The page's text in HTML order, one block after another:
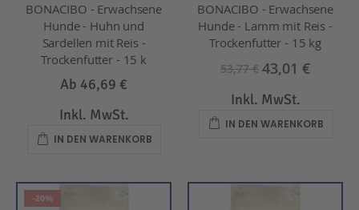
BONACIBO - Erwachsene
Hunde - Huhn und
Sardellen mit Reis -
Trockenfutter - 15 k
Ab 46,69 €
Inkl. MwSt.
IN DEN WARENKORB
BONACIBO - Erwachsene
Hunde - Lamm mit Reis -
Trockenfutter - 15 kg
53,77 € 43,01 €
Inkl. MwSt.
IN DEN WARENKORB
-20%